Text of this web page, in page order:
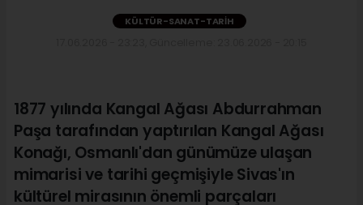
KÜLTÜR-SANAT-TARIH
1877 yılında Kangal Ağası Abdurrahman
Paşa tarafından yaptırılan Kangal Ağası
Konağı, Osmanlı'dan günümüze ulaşan
mimarisi ve tarihi geçmişiyle Sivas'ın
kültürel mirasının önemli parçaları